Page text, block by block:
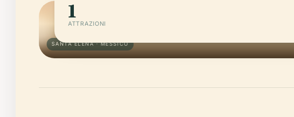
SANTA ELENA · MESSICO
1
ATTRAZIONI